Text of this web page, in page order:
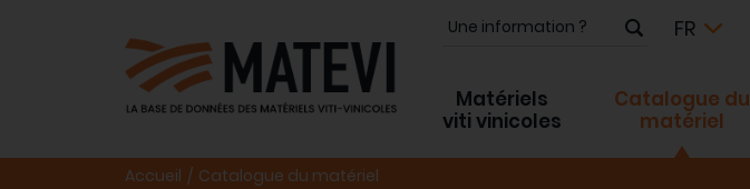
Matériels
viti vinicoles
Catalogue du
matériel
Accueil Catalogue du matériel